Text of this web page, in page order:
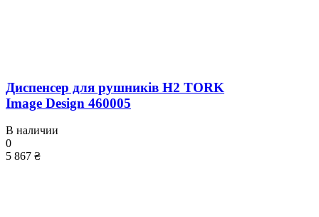
Диспенсер для рушників H2 TORK
Image Design 460005
В наличии
0
5 867 ₴